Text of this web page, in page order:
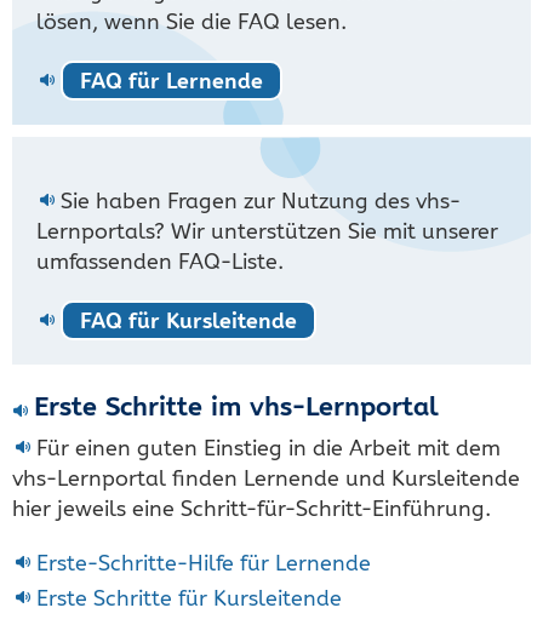
lösen, wenn Sie die FAQ lesen.
FAQ für Lernende
Sie haben Fragen zur Nutzung des vhs-
Lernportals? Wir unterstützen Sie mit unserer
umfassenden FAQ-Liste.
FAQ für Kursleitende
Erste Schritte im vhs-Lernportal
Für einen guten Einstieg in die Arbeit mit dem
vhs-Lernportal finden Lernende und Kursleitende
hier jeweils eine Schritt-für-Schritt-Einführung.
Erste-Schritte-Hilfe für Lernende
Erste Schritte für Kursleitende